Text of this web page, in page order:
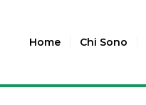
Home Chi Sono